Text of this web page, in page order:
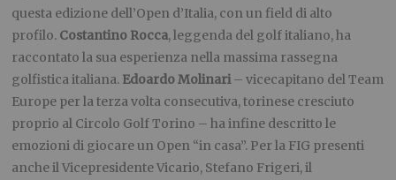
questa edizione dell’Open d’Italia, con un field di alto
profilo. Costantino Rocca, leggenda del golf italiano, ha
raccontato la sua esperienza nella massima rassegna
golfistica italiana. Edoardo Molinari– vicecapitano del Team
Europe per la terza volta consecutiva, torinese cresciuto
proprio al Circolo Golf Torino – ha infine descritto le
emozioni di giocare un Open “in casa”. Per la FIG presenti
anche il Vicepresidente Vicario, Stefano Frigeri, il